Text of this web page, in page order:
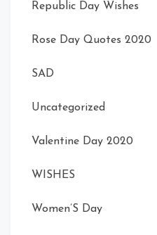
Republic Day Wishes
Rose Day Quotes 2020
SAD
Uncategorized
Valentine Day 2020
WISHES
Women’S Day